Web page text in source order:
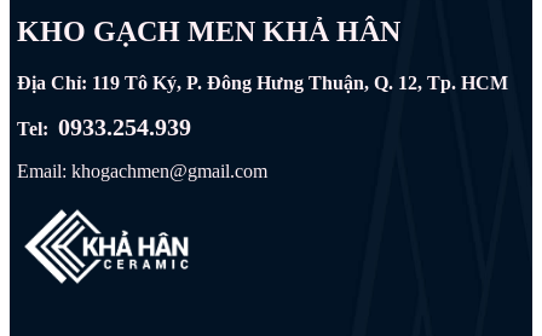
KHO GẠCH MEN KHẢ HÂN
Địa Chỉ: 119 Tô Ký, P. Đông Hưng Thuận, Q. 12, Tp. HCM
Tel:0933.254.939
Email: khogachmen@gmail.com